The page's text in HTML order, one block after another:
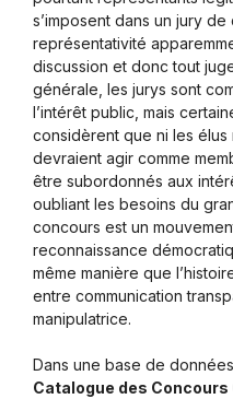
s’imposent dans un jury
représentativité
discussion et donc tout
générale, les jurys sont
l’intérêt public, mais
considèrent que ni les
devraient agir comme
être subordonnés aux
oubliant les besoins du
concours est un
reconnaissance
même manière que
entre communication
manipulatrice.
Dans une base de
Catalogue des Concours